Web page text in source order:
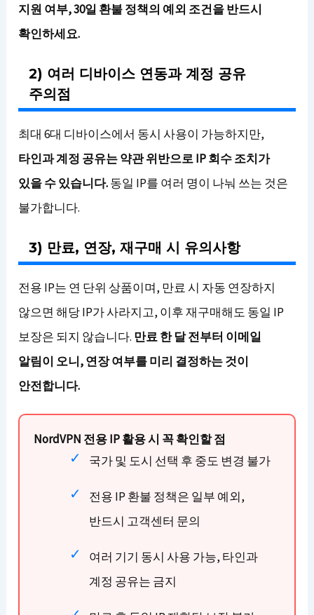
지원 여부, 30일 환불 정책의 예외 조건을 반드시
확인하세요.
2) 여러 디바이스 연동과 계정 공유
주의점
최대 6대 디바이스에서 동시 사용이 가능하지만,
타인과 계정 공유는 약관 위반으로 IP 회수 조치가
있을 수 있습니다.동일 IP를 여러 명이 나눠 쓰는 것은
불가합니다.
3) 만료, 연장, 재구매 시 유의사항
전용 IP는 연 단위 상품이며, 만료 시 자동 연장하지
않으면 해당 IP가 사라지고, 이후 재구매해도 동일 IP
보장은 되지 않습니다. 만료 한 달 전부터 이메일
알림이 오니, 연장 여부를 미리 결정하는 것이
안전합니다.
NordVPN 전용 IP 활용 시 꼭 확인할 점
국가 및 도시 선택 후 중도 변경 불가
전용 IP 환불 정책은 일부 예외,
반드시 고객센터 문의
여러 기기 동시 사용 가능, 타인과
계정 공유는 금지